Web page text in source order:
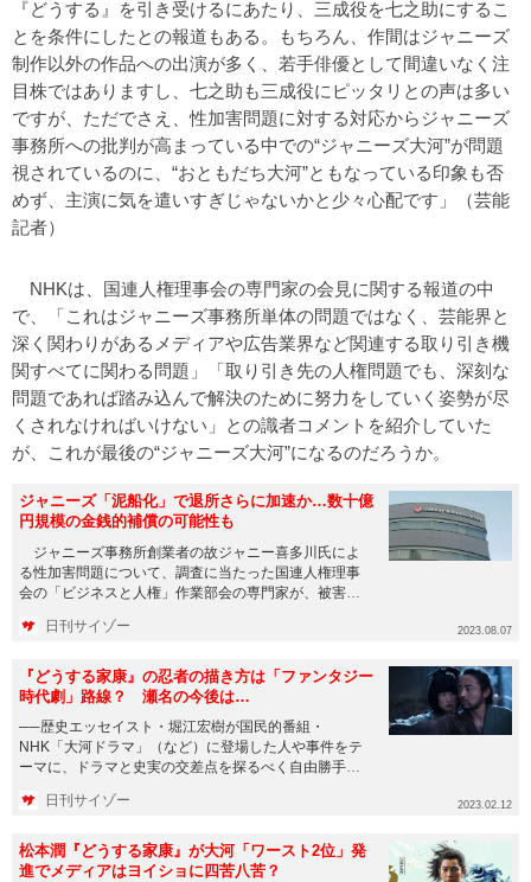
『どうする』を引き受けるにあたり、三成役を七之助にするこ
とを条件にしたとの報道もある。もちろん、作間はジャニーズ
制作以外の作品への出演が多く、若手俳優として間違いなく注
目株ではありますし、七之助も三成役にピッタリとの声は多い
ですが、ただでさえ、性加害問題に対する対応からジャニーズ
事務所への批判が高まっている中での“ジャニーズ大河”が問題
視されているのに、“おともだち大河”ともなっている印象も否
めず、主演に気を遣いすぎじゃないかと少々心配です」（芸能
記者）
NHKは、国連人権理事会の専門家の会見に関する報道の中
で、「これはジャニーズ事務所単体の問題ではなく、芸能界と
深く関わりがあるメディアや広告業界など関連する取り引き機
関すべてに関わる問題」「取り引き先の人権問題でも、深刻な
問題であれば踏み込んで解決のために努力をしていく姿勢が尽
くされなければいけない」との識者コメントを紹介していた
が、これが最後の“ジャニーズ大河”になるのだろうか。
ジャニーズ「泥船化」で退所さらに加速か…数十億
円規模の金銭的補償の可能性も
ジャニーズ事務所創業者の故ジャニー喜多川氏によ
る性加害問題について、調査に当たった国連人権理事
会の「ビジネスと人権」作業部会の専門家が、被害者
日刊サイゾー 2023.08.07
『どうする家康』の忍者の描き方は「ファンタジー
時代劇」路線？ 瀬名の今後は…
──歴史エッセイスト・堀江宏樹が国民的番組・
NHK「大河ドラマ」（など）に登場した人や事件をテ
ーマに、ドラマと史実の交差点を探るべく自由勝手に
日刊サイゾー 2023.02.12
松本潤『どうする家康』が大河「ワースト2位」発
進でメディアはヨイショに四苦八苦？